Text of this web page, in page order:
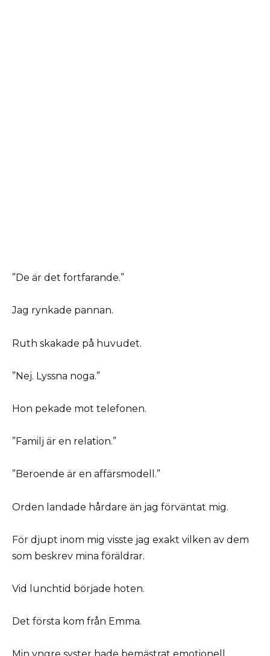
”De är det fortfarande.”
Jag rynkade pannan.
Ruth skakade på huvudet.
”Nej. Lyssna noga.”
Hon pekade mot telefonen.
”Familj är en relation.”
”Beroende är en affärsmodell.”
Orden landade hårdare än jag förväntat mig.
För djupt inom mig visste jag exakt vilken av dem
som beskrev mina föräldrar.
Vid lunchtid började hoten.
Det första kom från Emma.